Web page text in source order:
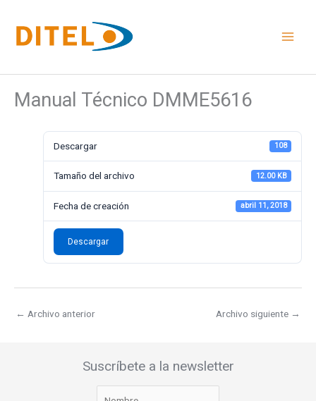
contenido
Manual Técnico DMME5616
Descargar 108
Tamaño del archivo 12.00 KB
Fecha de creación abril 11, 2018
Descargar
← Archivo anterior Archivo siguiente →
Suscríbete a la newsletter